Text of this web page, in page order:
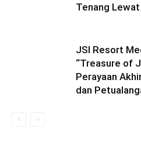
Tenang
JSI Resort
“Treasure of
Perayaan
dan